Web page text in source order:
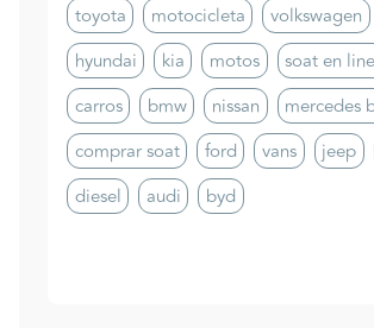
toyota
motocicleta volkswagen
hyundai
kia motos
soat en
carros
bmw nissan
mercedes
comprar soat
ford vans jeep
diesel
audi byd